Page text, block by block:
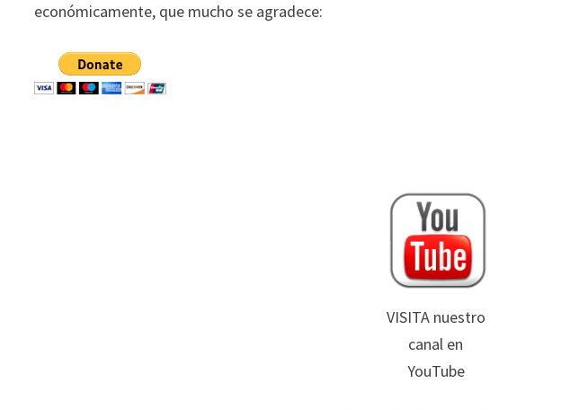
económicamente, que mucho se agradece:
VISITA nuestro
canal en
YouTube